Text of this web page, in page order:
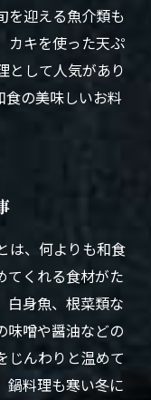
を迎える魚介類も
カキを使った天ぷ
として人気があり
食の美味しいお料
は、何よりも和食
てくれる食材がた
白身魚、根菜類な
味噌や醤油などの
じんわりと温めて
鍋料理も寒い冬に